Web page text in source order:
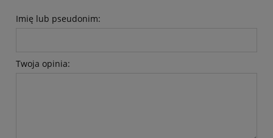
Imię lub pseudonim:
Twoja opinia: